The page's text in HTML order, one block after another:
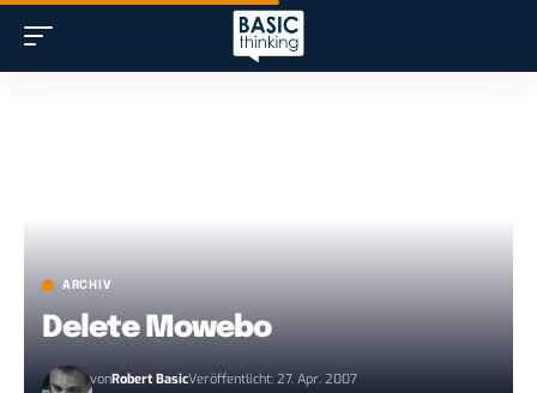
ARCHIV
Delete Mowebo
vonRobert BasicVeröffentlicht: 27. Apr. 2007